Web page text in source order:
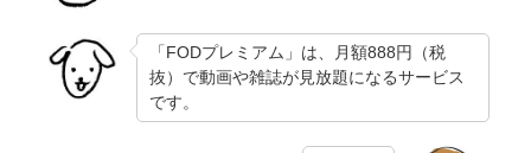
「FODプレミアム」は、月額888円（税
抜）で動画や雑誌が見放題になるサービス
です。